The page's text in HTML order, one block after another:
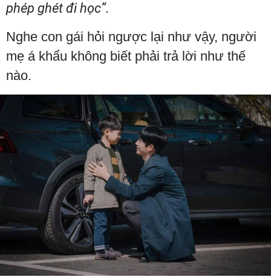
phép ghét đi học”.
Nghe con gái hỏi ngược lại như vậy, người
mẹ á khẩu không biết phải trả lời như thế
nào.